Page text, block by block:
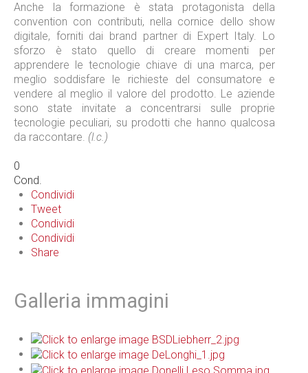
Anche la formazione è stata protagonista della
convention con contributi, nella cornice dello show
digitale, forniti dai brand partner di Expert Italy. Lo
sforzo è stato quello di creare momenti per
apprendere le tecnologie chiave di una marca, per
meglio soddisfare le richieste del consumatore e
vendere al meglio il valore del prodotto. Le aziende
sono state invitate a concentrarsi sulle proprie
tecnologie peculiari, su prodotti che hanno qualcosa
da raccontare. (l.c.)
0
Cond.
Condividi
Tweet
Condividi
Condividi
Share
Galleria immagini